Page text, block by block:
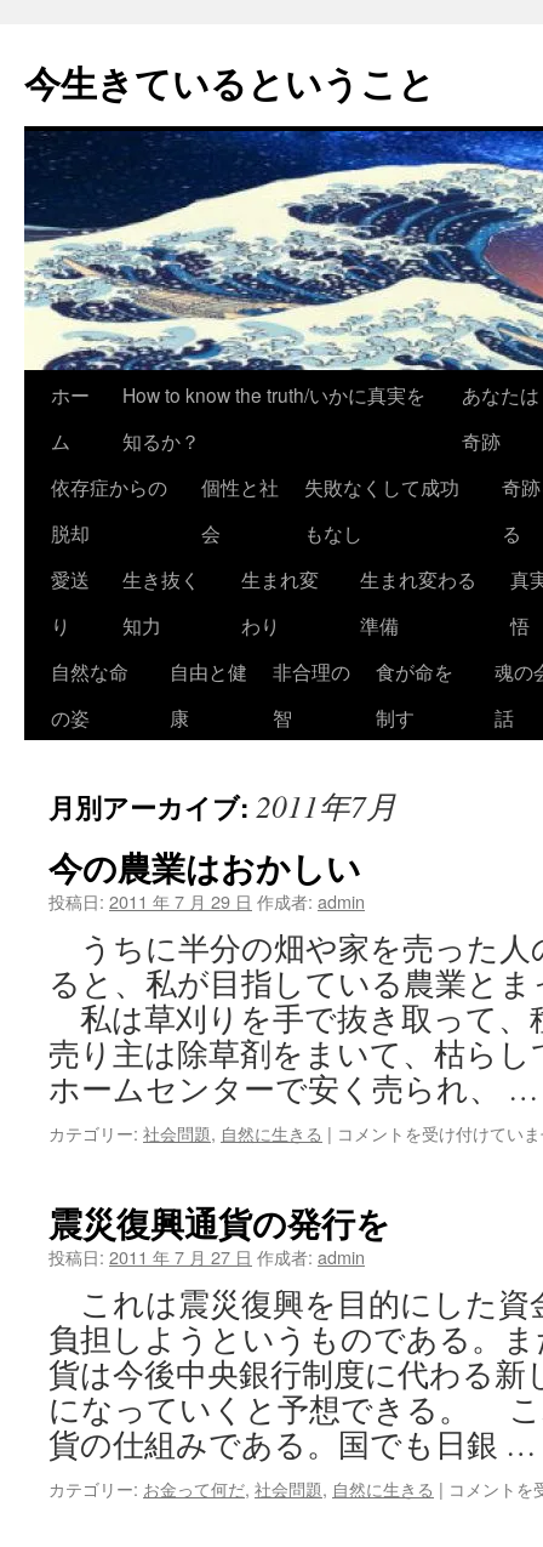
今生きているということ
テ
ツ
キ
ホー
ム
How to know the truth/いかに真実を
知るか？
あなたは
奇跡
依存症からの
脱却
個性と社
会
失敗なくして成功
もなし
奇
る
愛送
り
生き抜く
知力
生まれ変
わり
生まれ変わる
準備
真
悟
自然な命
の姿
自由と健
康
非合理の
智
食が命を
制す
魂の
話
月別アーカイブ: 2011年7月
今の農業はおかしい
投稿日: 2011 年 7 月 29 日 作成者: admin
うちに半分の畑や家を売った人
ると、私が目指している農業と
私は草刈りを手で抜き取って、
売り主は除草剤をまいて、枯ら
ホームセンターで安く売られ、
カテゴリー: 社会問題, 自然に生きる | 今
業
は
お
し
い
は
コメントを受け付けてい
震災復興通貨の発行を
投稿日: 2011 年 7 月 27 日 作成者: admin
これは震災復興を目的にした資
負担しようというものである。
貨は今後中央銀行制度に代わる新
になっていくと予想できる。
貨の仕組みである。国でも日銀 …
カテゴリー: お金って何だ, 社会問題, 自然に生きる | 震
コメントを